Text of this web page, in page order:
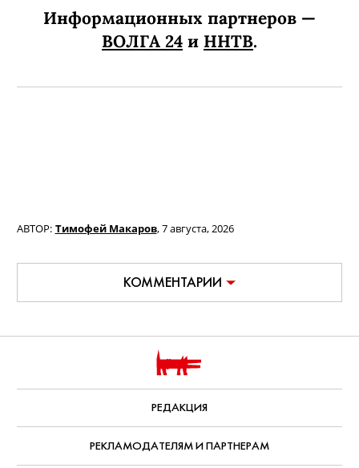
Информационных партнеров —
ВОЛГА 24 и ННТВ.
АВТОР: Тимофей Макаров,7 августа, 2026
КОММЕНТАРИИ
РЕДАКЦИЯ
РЕКЛАМОДАТЕЛЯМ И ПАРТНЕРАМ